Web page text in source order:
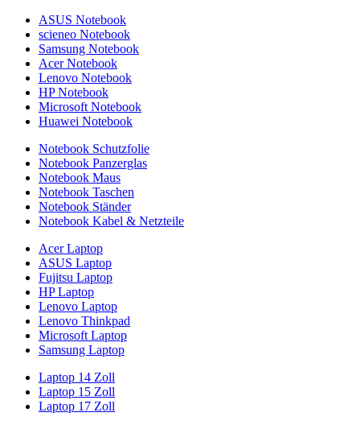
ASUS Notebook
scieneo Notebook
Samsung Notebook
Acer Notebook
Lenovo Notebook
HP Notebook
Microsoft Notebook
Huawei Notebook
Notebook Schutzfolie
Notebook Panzerglas
Notebook Maus
Notebook Taschen
Notebook Ständer
Notebook Kabel & Netzteile
Acer Laptop
ASUS Laptop
Fujitsu Laptop
HP Laptop
Lenovo Laptop
Lenovo Thinkpad
Microsoft Laptop
Samsung Laptop
Laptop 14 Zoll
Laptop 15 Zoll
Laptop 17 Zoll